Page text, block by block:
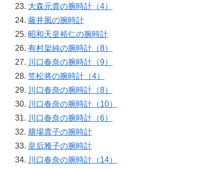
大森元貴の腕時計（4）
藤井風の腕時計
昭和天皇裕仁の腕時計
有村架純の腕時計（8）
川口春奈の腕時計（9）
笠松将の腕時計（4）
川口春奈の腕時計（8）
川口春奈の腕時計（10）
川口春奈の腕時計（6）
膳場貴子の腕時計
皇后雅子の腕時計
川口春奈の腕時計（14）